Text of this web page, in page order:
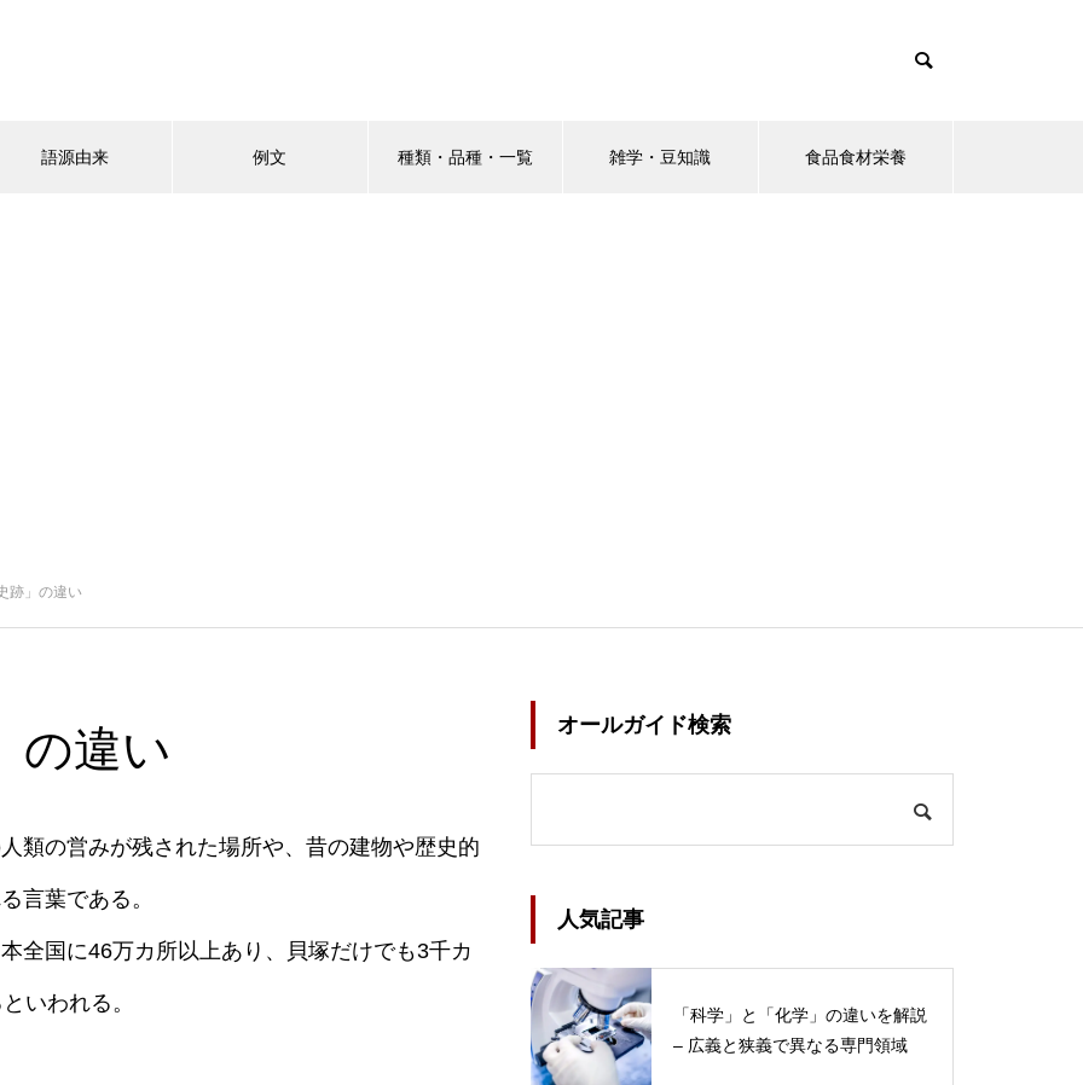
語源由来 例文 種類・品種・一覧 雑学・豆知識 食品食材栄養
跡」の違い
の違い
類の営みが残された場所や、昔の建物や歴史的
言葉である。
全国に46万カ所以上あり、貝塚だけでも3千カ
いわれる。
オールガイド検索
人気記事
「科学」と「化学」の違いを解説
– 広義と狭義で異なる専門領域